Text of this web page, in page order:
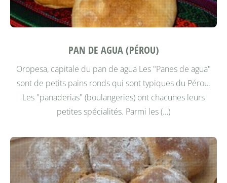
PAN DE AGUA (PÉROU)
Oropesa, capitale du pan de agua Les "Panes de agua"
sont de petits pains ronds qui sont typiques du Pérou.
Les "panaderias" (boulangeries) ont chacunes leurs
petites spécialités. Parmi les (…)